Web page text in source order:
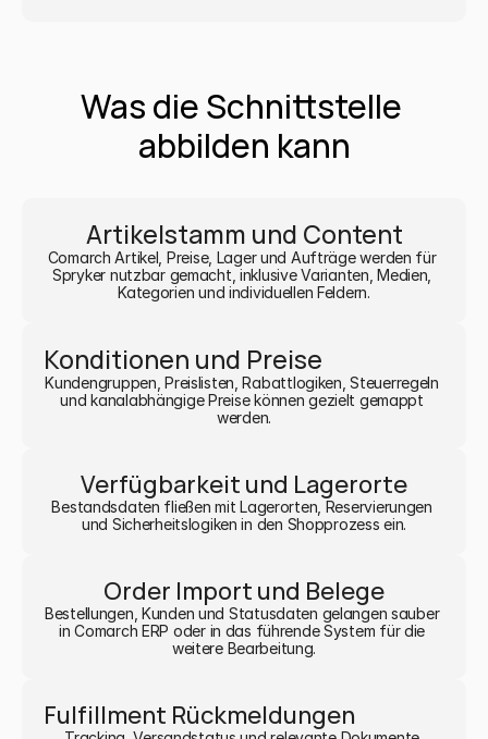
Was die Schnittstelle
abbilden kann
Artikelstamm und Content
Comarch Artikel, Preise, Lager und Aufträge werden für
Spryker nutzbar gemacht, inklusive Varianten, Medien,
Kategorien und individuellen Feldern.
Konditionen und Preise
Kundengruppen, Preislisten, Rabattlogiken, Steuerregeln
und kanalabhängige Preise können gezielt gemappt
werden.
Verfügbarkeit und Lagerorte
Bestandsdaten fließen mit Lagerorten, Reservierungen
und Sicherheitslogiken in den Shopprozess ein.
Order Import und Belege
Bestellungen, Kunden und Statusdaten gelangen sauber
in Comarch ERP oder in das führende System für die
weitere Bearbeitung.
Fulfillment Rückmeldungen